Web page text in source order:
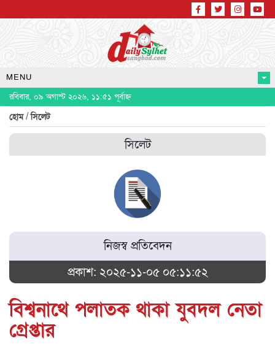
MENU
রবিবার, ০৯ অগাস্ট ২০২৬, ১১:৫১ পূর্বাহ্ন
হোম/সিলেট
সিলেট
নিজস্ব প্রতিবেদন
প্রকাশ: ২০২৫-১১-০৫ ০৫:১১:৫২
বিশ্বনাথে পলাতক থাকা যুবদল নেতা
গ্রেপ্তার